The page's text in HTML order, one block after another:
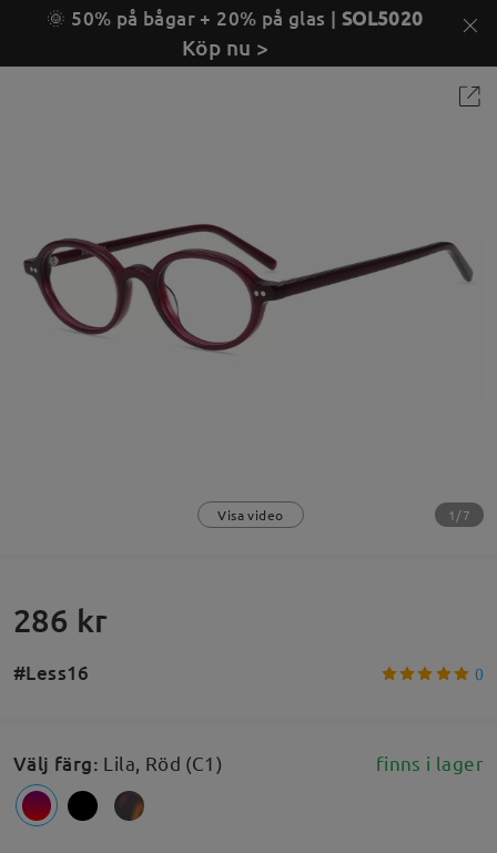
🌞 50% på bågar + 20% på glas | SOL5020
Köp nu >
Visa video 1/7
286 kr
#Less16 0
Välj färg: Lila, Röd (C1) finns i lager